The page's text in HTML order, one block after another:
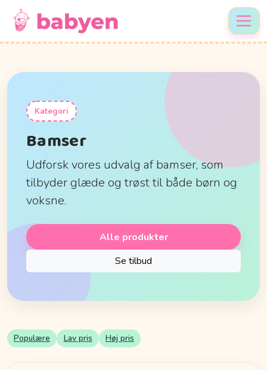
Kategori
Bamser
Udforsk vores udvalg af bamser, som
tilbyder glæde og trøst til både børn og
voksne.
Alle produkter
Se tilbud
Populære Lav pris Høj pris